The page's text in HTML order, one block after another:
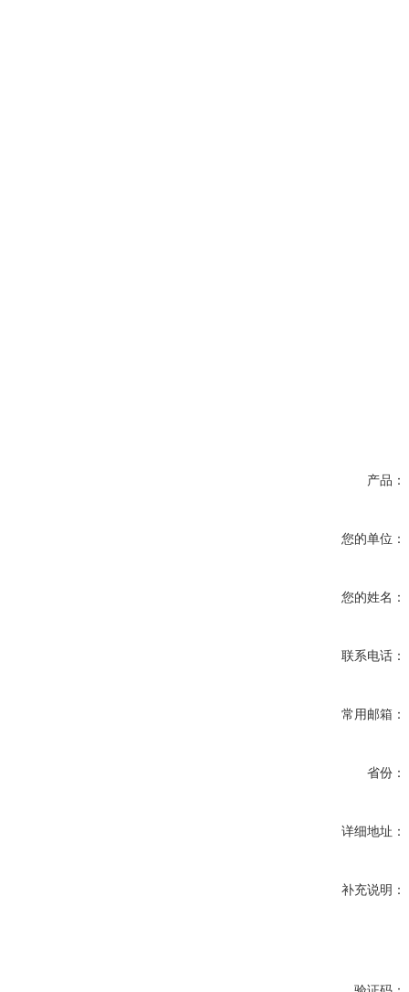
产品：
您的单位：
您的姓名：
联系电话：
常用邮箱：
省份：
详细地址：
补充说明：